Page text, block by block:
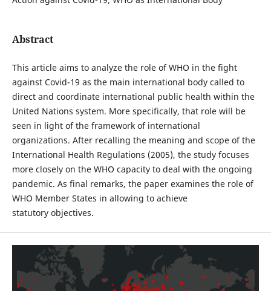
Abstract
This article aims to analyze the role of WHO in the fight
against Covid-19 as the main international body called to
direct and coordinate international public health within the
United Nations system. More specifically, that role will be
seen in light of the framework of international
organizations. After recalling the meaning and scope of the
International Health Regulations (2005), the study focuses
more closely on the WHO capacity to deal with the ongoing
pandemic. As final remarks, the paper examines the role of
WHO Member States in allowing to achieve
statutory objectives.